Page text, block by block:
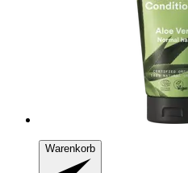
Warenkorb